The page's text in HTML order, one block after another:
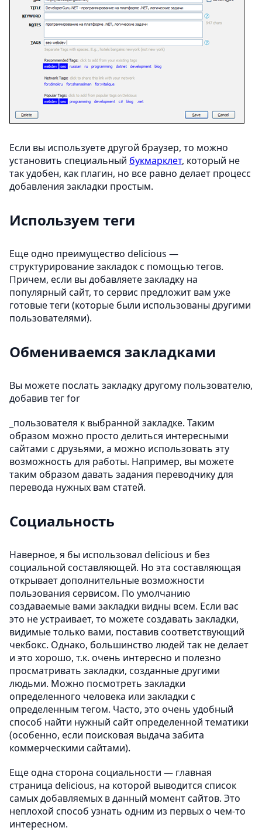
Если вы используете другой браузер, то можно
установить специальный букмарклет, который не
так удобен, как плагин, но все равно делает процесс
добавления закладки простым.
Используем теги
Еще одно преимущество delicious —
структурирование закладок с помощью тегов.
Причем, если вы добавляете закладку на
популярный сайт, то сервис предложит вам уже
готовые теги (которые были использованы другими
пользователями).
Обмениваемся закладками
Вы можете послать закладку другому пользователю,
добавив тег for
_пользователя к выбранной закладке. Таким
образом можно просто делиться интересными
сайтами с друзьями, а можно использовать эту
возможность для работы. Например, вы можете
таким образом давать задания переводчику для
перевода нужных вам статей.
Социальность
Наверное, я бы использовал delicious и без
социальной составляющей. Но эта составляющая
открывает дополнительные возможности
пользования сервисом. По умолчанию
создаваемые вами закладки видны всем. Если вас
это не устраивает, то можете создавать закладки,
видимые только вами, поставив соответствующий
чекбокс. Однако, большинство людей так не делает
и это хорошо, т.к. очень интересно и полезно
просматривать закладки, созданные другими
людьми. Можно посмотреть закладки
определенного человека или закладки с
определенным тегом. Часто, это очень удобный
способ найти нужный сайт определенной тематики
(особенно, если поисковая выдача забита
коммерческими сайтами).
Еще одна сторона социальности — главная
страница delicious, на которой выводится список
самых добавляемых в данный момент сайтов. Это
неплохой способ узнать одним из первых о чем-то
интересном.